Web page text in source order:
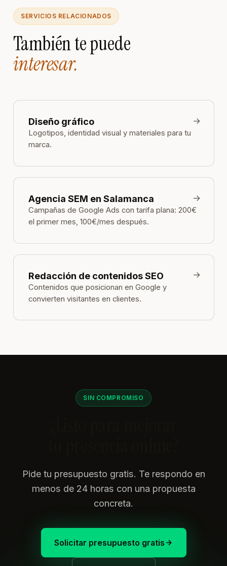
SERVICIOS RELACIONADOS
También te puede
interesar.
Diseño gráfico
Logotipos, identidad visual y materiales para tu
marca.
→
Agencia SEM en Salamanca
Campañas de Google Ads con tarifa plana: 200€
el primer mes, 100€/mes después.
→
Redacción de contenidos SEO
Contenidos que posicionan en Google y
convierten visitantes en clientes.
→
SIN COMPROMISO
Pide tu presupuesto gratis. Te respondo en
menos de 24 horas con una propuesta
concreta.
Solicitar presupuesto gratis